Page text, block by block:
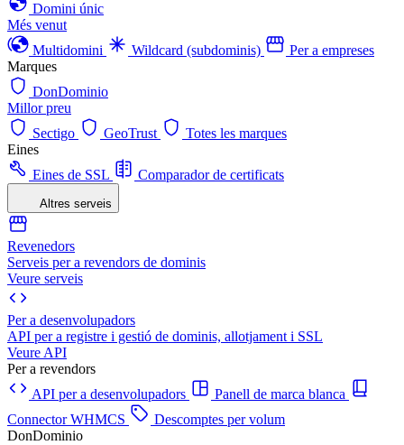
Domini únic
Més venut
Multidomini
Wildcard (subdominis)
Per a empreses
Marques
DonDominio
Millor preu
Sectigo
GeoTrust
Totes les marques
Eines
Eines de SSL
Comparador de certificats
Altres serveis
Revenedors
Serveis per a revendors de dominis
Veure serveis
Per a desenvolupadors
API per a registre i gestió de dominis, allotjament i SSL
Veure API
Per a revendors
API per a desenvolupadors
Panell de marca blanca
Connector WHMCS
Descomptes per volum
DonDominio